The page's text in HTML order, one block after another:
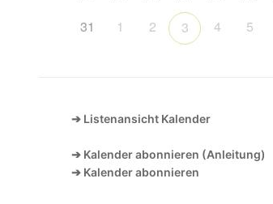
31
1 2 3 4 5
➔ Listenansicht Kalender
➔ Kalender abonnieren (Anleitung)
➔ Kalender abonnieren